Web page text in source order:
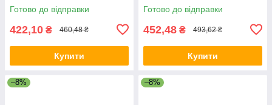
Готово до відправки
422,10 ₴ 460,48 ₴
Купити
Готово до відправки
452,48 ₴ 493,62 ₴
Купити
–8% –8%